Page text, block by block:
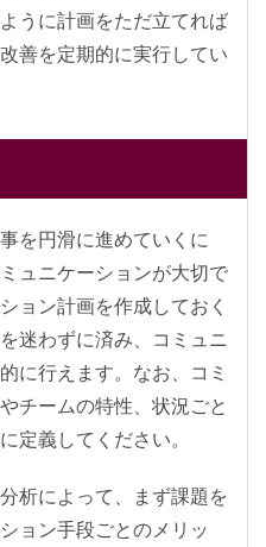
うに計画をただ立てれば
善を定期的に実行してい
を円滑に進めていくに
ュニケーションが大切で
ョン計画を作成しておく
迷わずに済み、コミュニ
に行えます。なお、コミ
チームの特性、状況ごと
定義してください。
析によって、まず課題を
ョン手段ごとのメリッ